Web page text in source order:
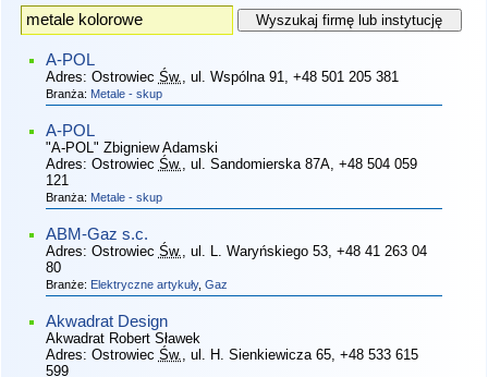
A-POL
Adres: Ostrowiec Św. , ul. Wspólna 91 , +48 501 205 381
Branża: Metale - skup
A-POL
"A-POL" Zbigniew Adamski
Adres: Ostrowiec Św. , ul. Sandomierska 87A, +48 504 059
121
Branża: Metale - skup
ABM-Gaz s.c.
Adres: Ostrowiec Św. , ul. L. Waryńskiego 53, +48 41 263 04
80
Branże: Elektryczne artykuły, Gaz
Akwadrat Design
Akwadrat Robert Sławek
Adres: Ostrowiec Św. , ul. H. Sienkiewicza 65, +48 533 615
599